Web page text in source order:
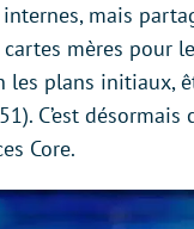
mais
mères pour
les plans initiaux,
C’est
Core.